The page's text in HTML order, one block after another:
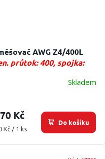
AWG Z4/400L
průtok: 400, spojka:
Skladem
Kč
Kč / 1 ks
Do košíku